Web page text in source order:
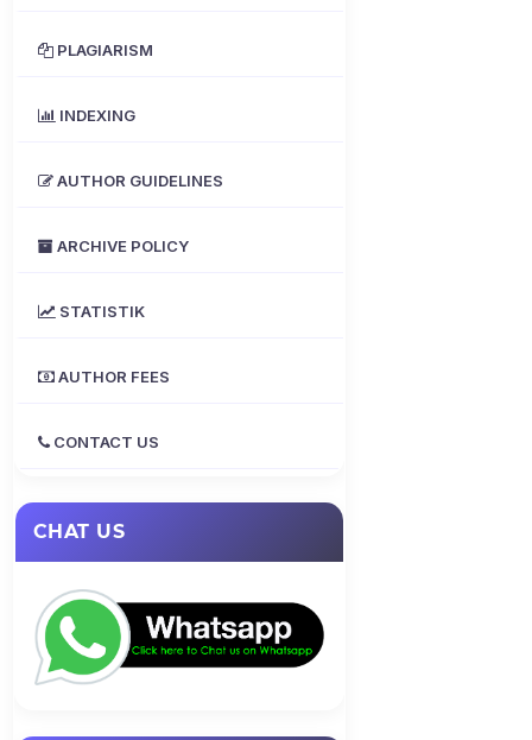
PLAGIARISM
INDEXING
AUTHOR GUIDELINES
ARCHIVE POLICY
STATISTIK
AUTHOR FEES
CONTACT US
CHAT US